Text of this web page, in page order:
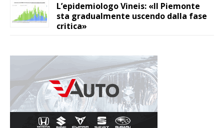
L’epidemiologo Vineis: «Il Piemonte
sta gradualmente uscendo dalla fase
critica»